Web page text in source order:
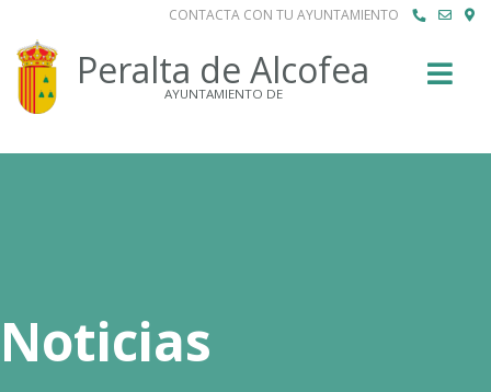
CONTACTA CON TU AYUNTAMIENTO
Peralta de Alcofea
AYUNTAMIENTO DE
Noticias